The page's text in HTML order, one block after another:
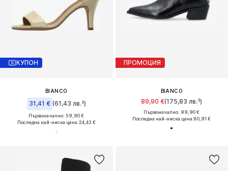
КУПОН
BIANCO
31,41 € (61,43 лв.³)
Първоначално: 59,90 €
Последна най-ниска цена:24,43 €
ПРОМОЦИЯ
BIANCO
89,90 €(175,83 лв.³)
Първоначално: 99,90 €
Последна най-ниска цена:80,91 €